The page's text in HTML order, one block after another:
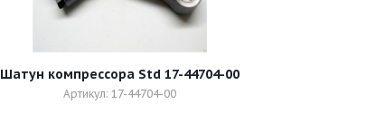
Шатун компрессора Std 17-44704-00
Артикул: 17-44704-00